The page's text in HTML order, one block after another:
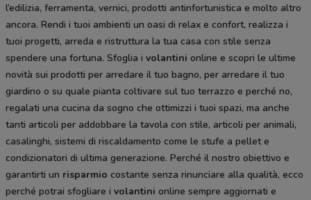
l’edilizia, ferramenta, vernici, prodotti antinfortunistica e molto altro
ancora. Rendi i tuoi ambienti un oasi di relax e confort, realizza i
tuoi progetti, arreda e ristruttura la tua casa con stile senza
spendere una fortuna. Sfoglia i volantini online e scopri le ultime
novità sui prodotti per arredare il tuo bagno, per arredare il tuo
giardino o su quale pianta coltivare sul tuo terrazzo e perché no,
regalati una cucina da sogno che ottimizzi i tuoi spazi, ma anche
tanti articoli per addobbare la tavola con stile, articoli per animali,
casalinghi, sistemi di riscaldamento come le stufe a pellet e
condizionatori di ultima generazione. Perché il nostro obiettivo e
garantirti un risparmio costante senza rinunciare alla qualità, ecco
perché potrai sfogliare i volantini online sempre aggiornati e